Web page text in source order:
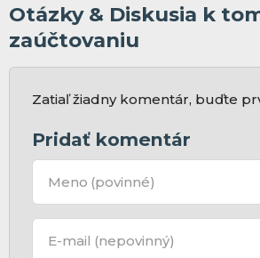
Otázky & Diskusia k
zaúčtovaniu
Zatiaľ žiadny komentár, buďte
Pridať komentár
Meno (povinné)
E-mail (nepovinný)